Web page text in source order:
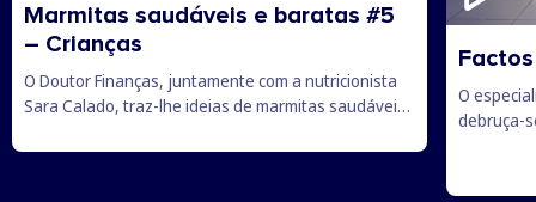
Marmitas saudáveis e baratas #5
– Crianças
O Doutor Finanças, juntamente com a nutricionista
Sara Calado, traz-lhe ideias de marmitas saudáveis
O
debruça-
branca,